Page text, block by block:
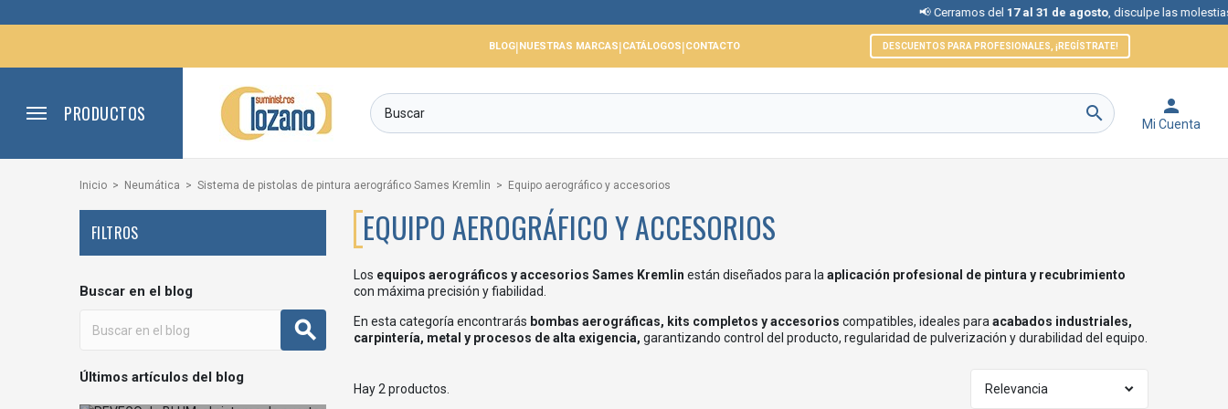
📢 Cerramos del17 al 31 de agosto, disculpe las molestias.
BLOG|NUESTRAS MARCAS|CATÁLOGOS|CONTACTO DESCUENTOS PARA PROFESIONALES, ¡REGÍSTRATE!
PRODUCTOS  
Mi Cuenta
Inicio Neumática Sistema de pistolas de pintura aerográfico Sames Kremlin Equipo aerográfico y accesorios
FILTROS
Buscar en el blog
Últimos artículos del blog
EQUIPO AEROGRÁFICO Y ACCESORIOS
Los equipos aerográficos y accesorios Sames Kremlin están diseñados para la aplicación profesional de pintura y recubrimiento
con máxima precisión y fiabilidad.
En esta categoría encontrarás bombas aerográficas, kits completos y accesorios compatibles, ideales para acabados industriales,
carpintería, metal y procesos de alta exigencia, garantizando control del producto, regularidad de pulverización y durabilidad del equipo.
Hay 2 productos. Relevancia